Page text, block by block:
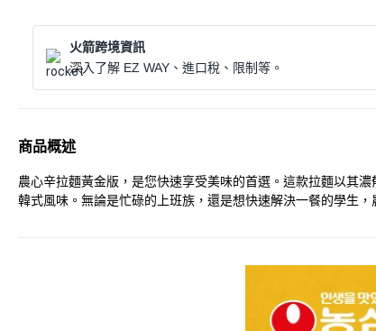
火箭跨境資訊
深入了解 EZ WAY、進口稅、限制等。
商品概述
農心辛拉麵黃金版，是您快速享受美味的首選。這款拉麵以其
韓式風味。無論是忙碌的上班族，還是想快速解決一餐的學生，